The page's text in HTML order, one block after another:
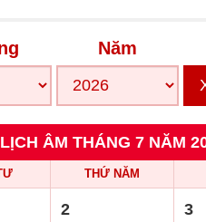
Năm
LỊCH ÂM THÁNG 7 NĂM
THỨ NĂM
2 3